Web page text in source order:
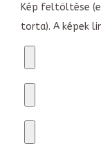
Kép feltöltése
torta). A képek